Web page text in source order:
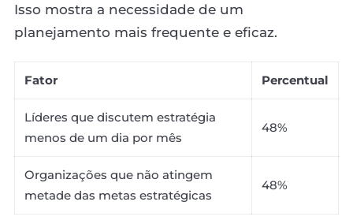
Isso mostra a necessidade de um
planejamento mais frequente e eficaz.
Fator Percentual
Líderes que discutem estratégia
menos de um dia por mês
48%
Organizações que não atingem
metade das metas estratégicas
48%